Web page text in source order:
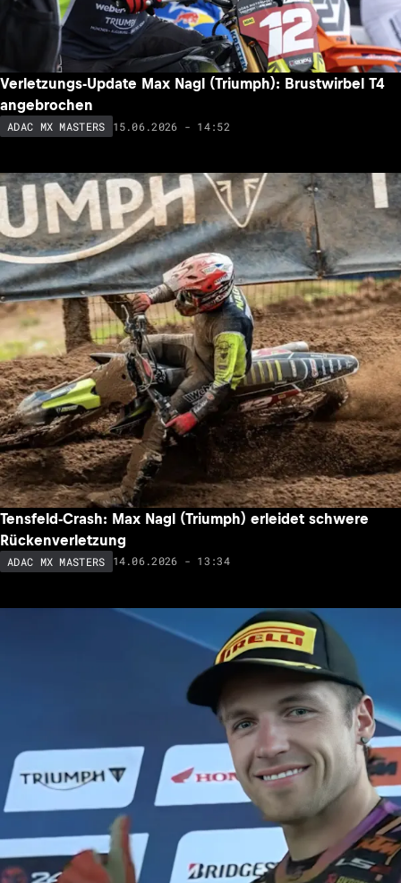
Verletzungs-Update Max Nagl (Triumph): Brustwirbel T4
angebrochen
ADAC MX MASTERS 15.06.2026 - 14:52
Tensfeld-Crash: Max Nagl (Triumph) erleidet schwere
Rückenverletzung
ADAC MX MASTERS 14.06.2026 - 13:34